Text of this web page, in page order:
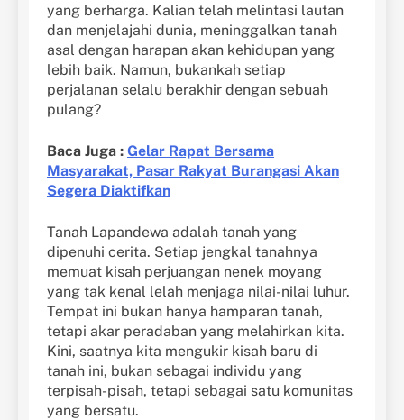
yang berharga. Kalian telah melintasi lautan
dan menjelajahi dunia, meninggalkan tanah
asal dengan harapan akan kehidupan yang
lebih baik. Namun, bukankah setiap
perjalanan selalu berakhir dengan sebuah
pulang?
Baca Juga : Gelar Rapat Bersama
Masyarakat, Pasar Rakyat Burangasi Akan
Segera Diaktifkan
Tanah Lapandewa adalah tanah yang
dipenuhi cerita. Setiap jengkal tanahnya
memuat kisah perjuangan nenek moyang
yang tak kenal lelah menjaga nilai-nilai luhur.
Tempat ini bukan hanya hamparan tanah,
tetapi akar peradaban yang melahirkan kita.
Kini, saatnya kita mengukir kisah baru di
tanah ini, bukan sebagai individu yang
terpisah-pisah, tetapi sebagai satu komunitas
yang bersatu.